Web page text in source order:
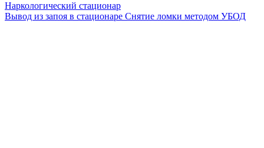
Наркологический стационар
Вывод из запоя в стационаре Снятие ломки методом УБОД